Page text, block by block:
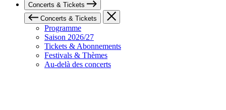
Concerts & Tickets
Concerts & Tickets
Programme
Saison 2026/27
Tickets & Abonnements
Festivals & Thèmes
Au-delà des concerts